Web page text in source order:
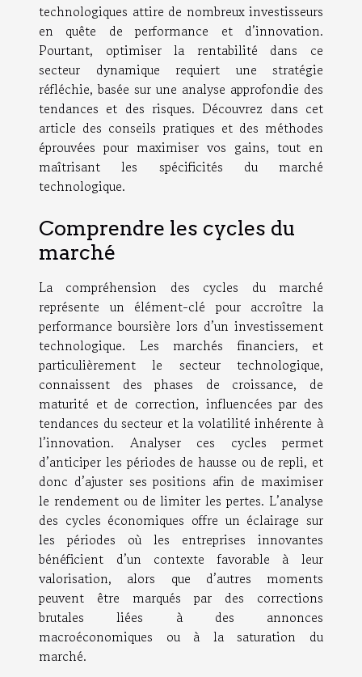
technologiques attire de nombreux investisseurs
en quête de performance et d’innovation.
Pourtant, optimiser la rentabilité dans ce
secteur dynamique requiert une stratégie
réfléchie, basée sur une analyse approfondie des
tendances et des risques. Découvrez dans cet
article des conseils pratiques et des méthodes
éprouvées pour maximiser vos gains, tout en
maîtrisant les spécificités du marché
technologique.
Comprendre les cycles du
marché
La compréhension des cycles du marché
représente un élément-clé pour accroître la
performance boursière lors d’un investissement
technologique. Les marchés financiers, et
particulièrement le secteur technologique,
connaissent des phases de croissance, de
maturité et de correction, influencées par des
tendances du secteur et la volatilité inhérente à
l’innovation. Analyser ces cycles permet
d’anticiper les périodes de hausse ou de repli, et
donc d’ajuster ses positions afin de maximiser
le rendement ou de limiter les pertes. L’analyse
des cycles économiques offre un éclairage sur
les périodes où les entreprises innovantes
bénéficient d’un contexte favorable à leur
valorisation, alors que d’autres moments
peuvent être marqués par des corrections
brutales liées à des annonces
macroéconomiques ou à la saturation du
marché.